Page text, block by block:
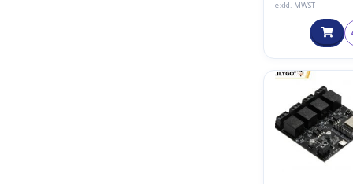
exkl. MWST